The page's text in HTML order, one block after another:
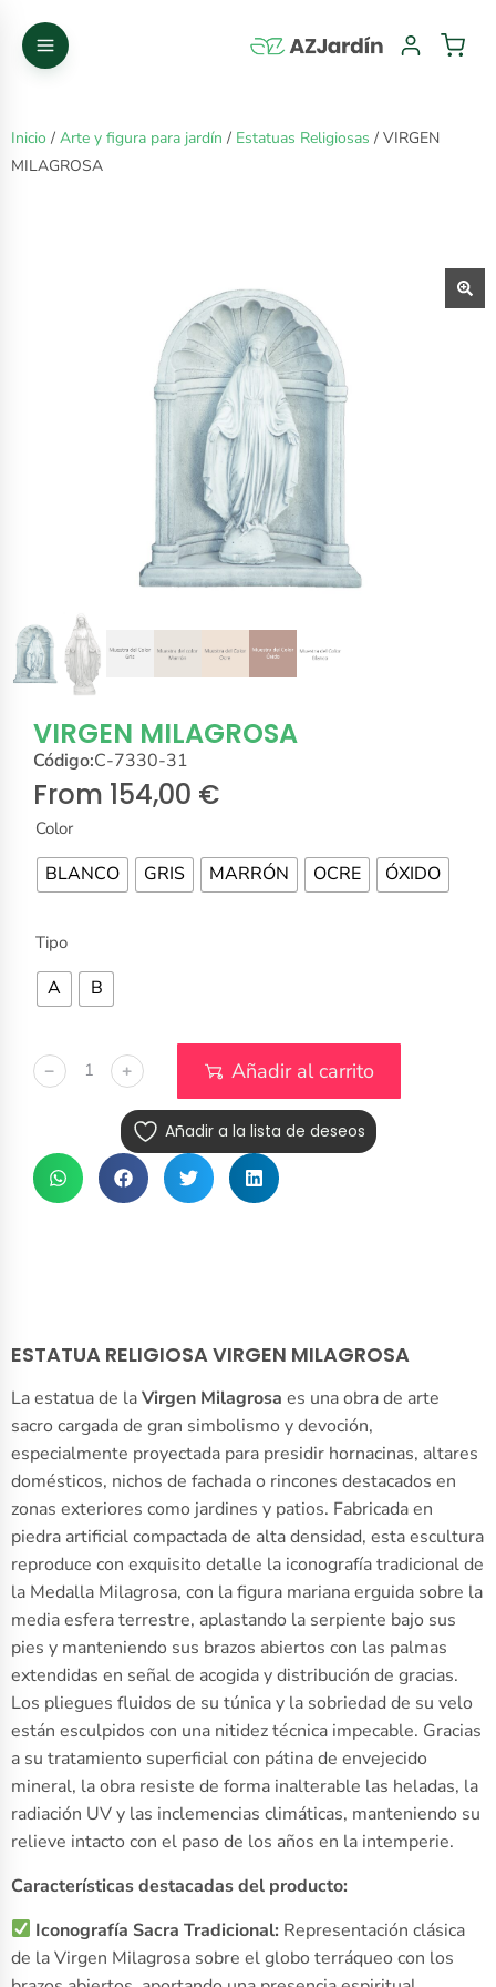
Inicio / Arte y figura para jardín / Estatuas Religiosas / VIRGEN
MILAGROSA
VIRGEN MILAGROSA
Código:C-7330-31
From 154,00 €
Color
BLANCO GRIS MARRÓN OCRE ÓXIDO
Tipo
A B
﹣ ﹢ Añadir al carrito
Añadir a la lista de deseos
ESTATUA RELIGIOSA VIRGEN MILAGROSA
La estatua de laVirgen Milagrosa es una obra de arte
sacro cargada de gran simbolismo y devoción,
especialmente proyectada para presidir hornacinas, altares
domésticos, nichos de fachada o rincones destacados en
zonas exteriores como jardines y patios. Fabricada en
piedra artificial compactada de alta densidad, esta escultura
reproduce con exquisito detalle la iconografía tradicional de
la Medalla Milagrosa, con la figura mariana erguida sobre la
media esfera terrestre, aplastando la serpiente bajo sus
pies y manteniendo sus brazos abiertos con las palmas
extendidas en señal de acogida y distribución de gracias.
Los pliegues fluidos de su túnica y la sobriedad de su velo
están esculpidos con una nitidez técnica impecable. Gracias
a su tratamiento superficial con pátina de envejecido
mineral, la obra resiste de forma inalterable las heladas, la
radiación UV y las inclemencias climáticas, manteniendo su
relieve intacto con el paso de los años en la intemperie.
Características destacadas del producto:
Iconografía Sacra Tradicional: Representación clásica
de la Virgen Milagrosa sobre el globo terráqueo con los